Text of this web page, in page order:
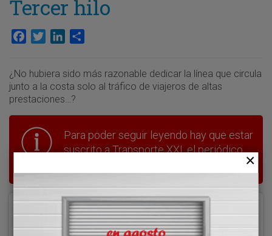
Tercer hilo
Facebook
TwitterLinkedIn
¿No hubiera sido más razonable dedicar la línea que circula
junto a la costa solo al tráfico de viajeros de altas
prestaciones…?
Para poder seguir leyendo hay que estar
suscrito a Transporte XXI, el periódico
Acceder